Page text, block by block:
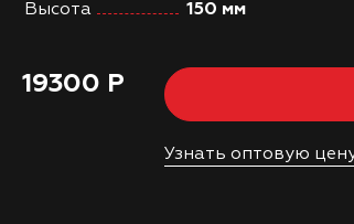
Высота
150 мм
19300 Р
Узнать оптовую